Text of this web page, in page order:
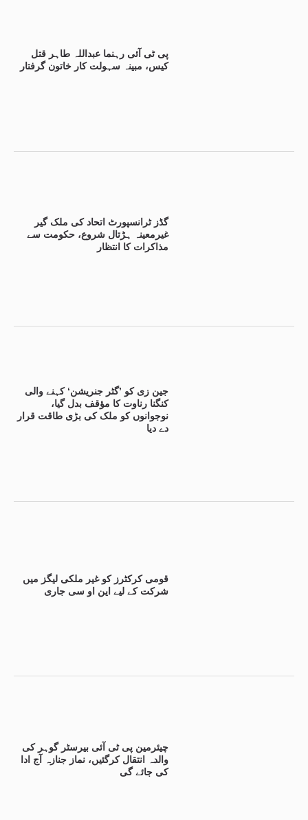
پی ٹی آئی رہنما عبداللہ طاہر قتل
کیس، مبینہ سہولت کار خاتون گرفتار
گڈز ٹرانسپورٹ اتحاد کی ملک گیر
غیرمعینہ ہڑتال شروع، حکومت سے
مذاکرات کا انتظار
جین زی کو ’گٹر جنریشن‘ کہنے والی
کنگنا رناوت کا مؤقف بدل گیا،
نوجوانوں کو ملک کی بڑی طاقت قرار
دے دیا
قومی کرکٹرز کو غیر ملکی لیگز میں
شرکت کے لیے این او سی جاری
چیئرمین پی ٹی آئی بیرسٹر گوہر کی
والدہ انتقال کرگئیں، نماز جنازہ آج ادا
کی جائے گی